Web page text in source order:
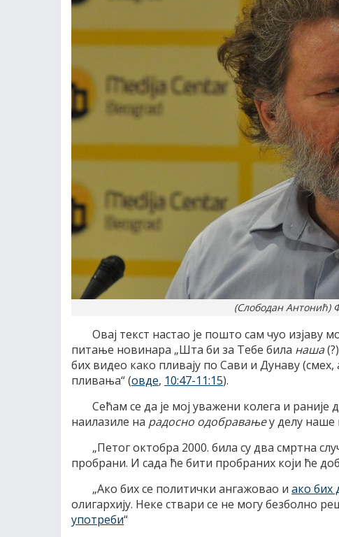
(Слободан Антонић)
Овај текст настао је пошто сам чуо изјаву
питање новинара „Шта би за Тебе била наша
бих видео како пливају по Сави и Дунаву
пливања“ (овде, 10:47-11:15).
Сећам се да је мој уважени колега и раније
наилазиле на радосно одобравањеу делу наше
„Петог октобра 2000. била су два смртна
пробрани. И сада ће бити пробраних који ће
„Ако бих се политички ангажовао и ако бих
олигархију. Неке ствари се не могу безболно
употреби“